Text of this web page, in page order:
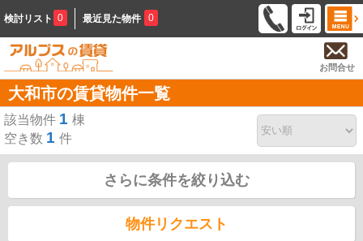
検討リスト 0 最近見た物件 0
お問合せ
大和市の賃貸物件一覧
該当物件 1 棟
空き数 1 件
さらに条件を絞り込む
物件リクエスト